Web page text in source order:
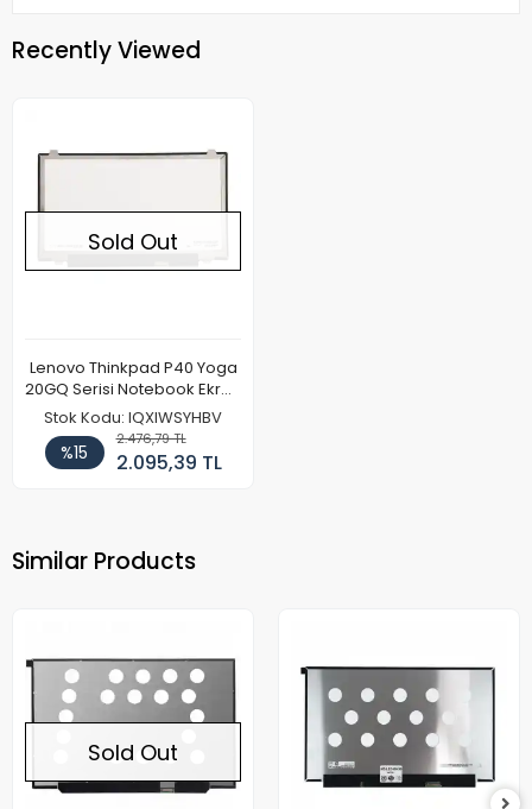
Recently Viewed
Sold Out
Lenovo Thinkpad P40 Yoga
20GQ Serisi Notebook Ekran
Paneli (FHD)
Stok Kodu: IQXIWSYHBV
%15
2.476,79 TL
2.095,39 TL
Similar Products
Sold Out